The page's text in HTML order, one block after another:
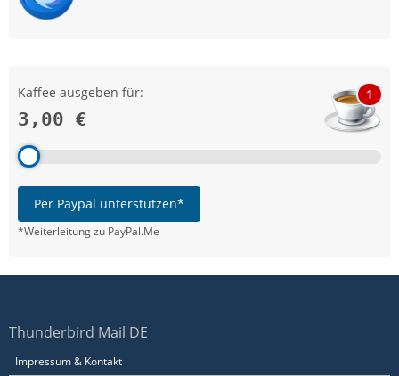
Kaffee ausgeben für:
3,00 €
1
Per Paypal unterstützen*
*Weiterleitung zu PayPal.Me
Thunderbird Mail DE
Impressum & Kontakt